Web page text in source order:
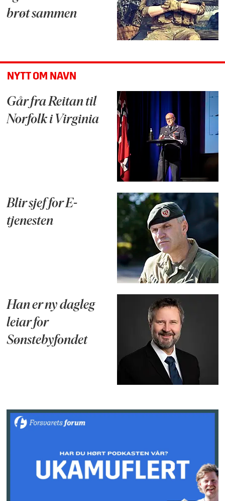
brøt sammen
NYTT OM NAVN
Går fra Reitan til
Norfolk i Virginia
Blir sjef for E-
tjenesten
Han er ny dagleg
leiar for
Sønstebyfondet